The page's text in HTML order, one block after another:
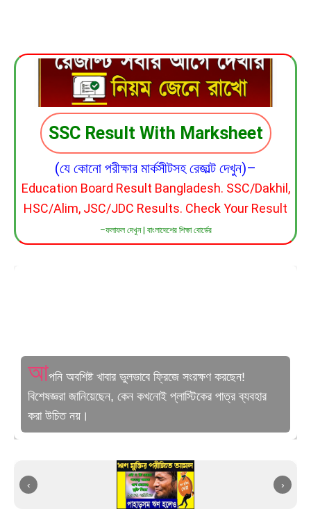
SSC Result With Marksheet
(যে কোনো পরীক্ষার মার্কসীটসহ রেজাল্ট দেখুন)–
Education Board Result Bangladesh. SSC/Dakhil,
HSC/Alim, JSC/JDC Results. Check Your Result
–ফলাফল দেখুন | বাংলাদেশের শিক্ষা বোর্ডের
আপনি অবশিষ্ট খাবার ভুলভাবে ফ্রিজে সংরক্ষণ করছেন!
বিশেষজ্ঞরা জানিয়েছেন, কেন কখনোই প্লাস্টিকের পাত্র ব্যবহার
করা উচিত নয়।
‹ ›